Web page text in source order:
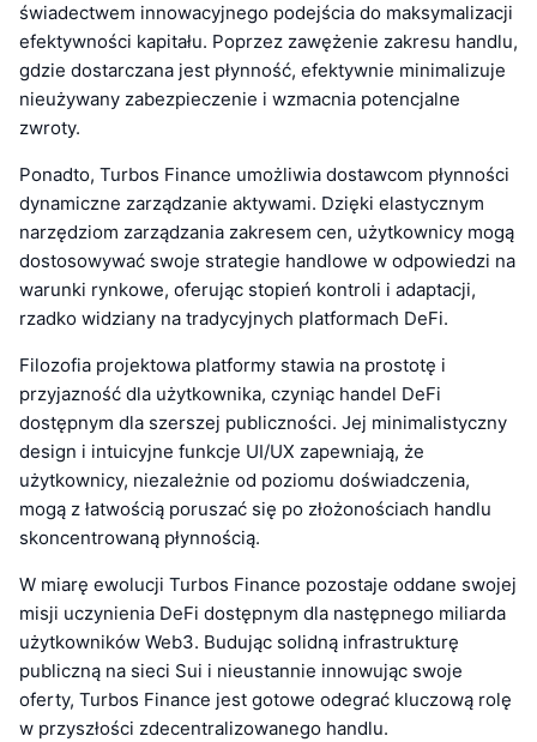
świadectwem innowacyjnego podejścia do maksymalizacji
efektywności kapitału. Poprzez zawężenie zakresu handlu,
gdzie dostarczana jest płynność, efektywnie minimalizuje
nieużywany zabezpieczenie i wzmacnia potencjalne
zwroty.
Ponadto, Turbos Finance umożliwia dostawcom płynności
dynamiczne zarządzanie aktywami. Dzięki elastycznym
narzędziom zarządzania zakresem cen, użytkownicy mogą
dostosowywać swoje strategie handlowe w odpowiedzi na
warunki rynkowe, oferując stopień kontroli i adaptacji,
rzadko widziany na tradycyjnych platformach DeFi.
Filozofia projektowa platformy stawia na prostotę i
przyjazność dla użytkownika, czyniąc handel DeFi
dostępnym dla szerszej publiczności. Jej minimalistyczny
design i intuicyjne funkcje UI/UX zapewniają, że
użytkownicy, niezależnie od poziomu doświadczenia,
mogą z łatwością poruszać się po złożonościach handlu
skoncentrowaną płynnością.
W miarę ewolucji Turbos Finance pozostaje oddane swojej
misji uczynienia DeFi dostępnym dla następnego miliarda
użytkowników Web3. Budując solidną infrastrukturę
publiczną na sieci Sui i nieustannie innowując swoje
oferty, Turbos Finance jest gotowe odegrać kluczową rolę
w przyszłości zdecentralizowanego handlu.